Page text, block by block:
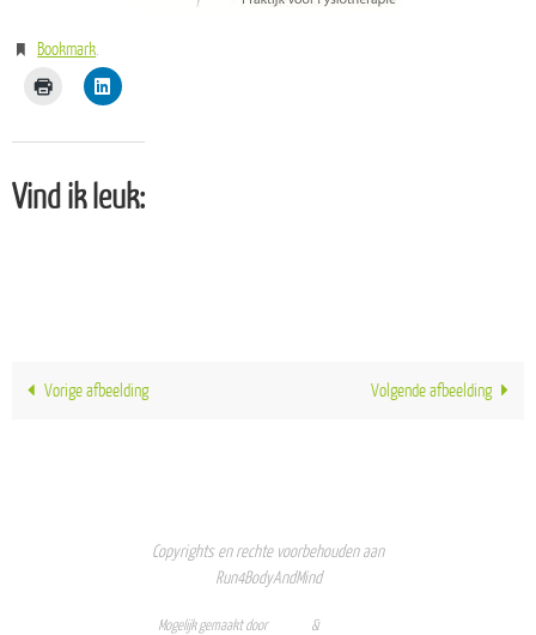
Bookmark.
Vind ik leuk:
Vorige afbeelding Volgende afbeelding
Copyrights en rechte voorbehouden aan
Run4BodyAndMind
Mogelijk gemaakt door &